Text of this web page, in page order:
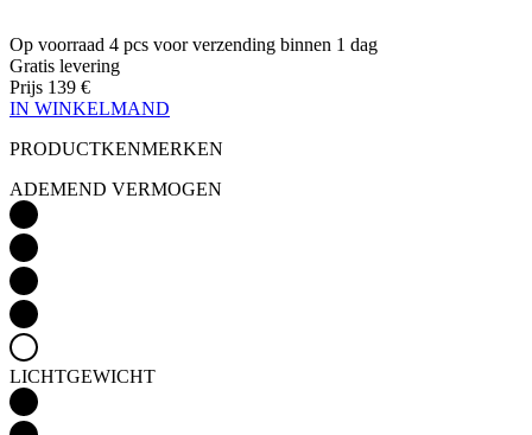
Op voorraad 4 pcs voor verzending binnen 1 dag
Gratis levering
Prijs 139 €
IN WINKELMAND
PRODUCTKENMERKEN
ADEMEND VERMOGEN
LICHTGEWICHT